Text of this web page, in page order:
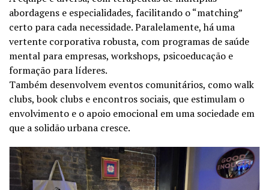
abordagens e especialidades, facilitando o “matching”
certo para cada necessidade. Paralelamente, há uma
vertente corporativa robusta, com programas de saúde
mental para empresas, workshops, psicoeducação e
formação para líderes.
Também desenvolvem eventos comunitários, como walk
clubs, book clubs e encontros sociais, que estimulam o
envolvimento e o apoio emocional em uma sociedade em
que a solidão urbana cresce.